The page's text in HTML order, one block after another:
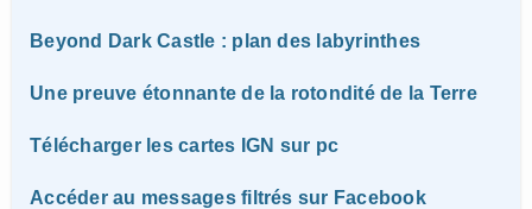
Beyond Dark Castle : plan des labyrinthes
Une preuve étonnante de la rotondité de la Terre
Télécharger les cartes IGN sur pc
Accéder au messages filtrés sur Facebook